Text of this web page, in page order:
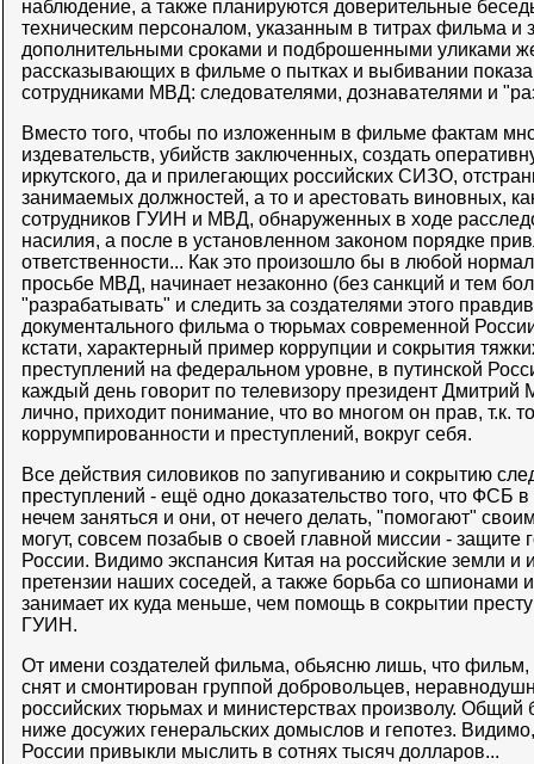
наблюдение, а также планируются доверительные
техническим персоналом, указанным в титрах фильма и
дополнительными сроками и подброшенными уликами
рассказывающих в фильме о пытках и выбивании
сотрудниками МВД: следователями, дознавателями и
Вместо того, чтобы по изложенным в фильме фактам
издевательств, убийств заключенных, создать
иркутского, да и прилегающих российских СИЗО,
занимаемых должностей, а то и арестовать виновных,
сотрудников ГУИН и МВД, обнаруженных в ходе
насилия, а после в установленном законом порядке
ответственности... Как это произошло бы в любой
просьбе МВД, начинает незаконно (без санкций и тем
"разрабатывать" и следить за создателями этого
документального фильма о тюрьмах современной
кстати, характерный пример коррупции и сокрытия
преступлений на федеральном уровне, в путинской
каждый день говорит по телевизору президент Дмитрий
лично, приходит понимание, что во многом он прав, т.к.
коррумпированности и преступлений, вокруг себя.
Все действия силовиков по запугиванию и сокрытию
преступлений - ещё одно доказательство того, что ФСБ
нечем заняться и они, от нечего делать, "помогают"
могут, совсем позабыв о своей главной миссии - защите
России. Видимо экспансия Китая на российские земли
претензии наших соседей, а также борьба со шпионами
занимает их куда меньше, чем помощь в сокрытии
ГУИН.
От имени создателей фильма, обьясню лишь, что
снят и смонтирован группой добровольцев,
российских тюрьмах и министерствах произволу.
ниже досужих генеральских домыслов и гепотез.
России привыкли мыслить в сотнях тысяч долларов...